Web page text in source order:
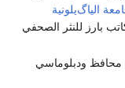
الياگ‌يلونية
بارز للنثر الصحفي
ودبلوماسي